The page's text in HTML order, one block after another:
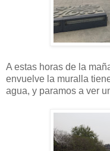
A estas horas de la
envuelve la muralla
agua, y paramos a ver